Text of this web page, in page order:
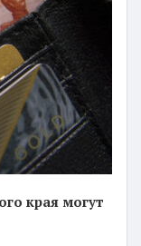
края могут